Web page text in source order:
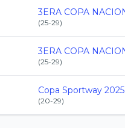
(25-29)
(25-29)
Copa Sportway 2025
(20-29)